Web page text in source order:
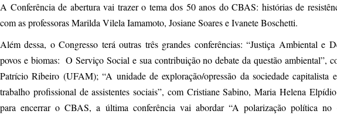
A Conferência de abertura vai trazer o tema dos 50 anos do CBAS: histórias de
com as professoras Marilda Vilela Iamamoto, Josiane Soares e Ivanete Boschetti.
Além dessa, o Congresso terá outras três grandes conferências: “Justiça Ambiental e
povos e biomas: O Serviço Social e sua contribuição no debate da questão ambiental”,
Patrício Ribeiro (UFAM); “A unidade de exploração/opressão da sociedade capitalista
trabalho profissional de assistentes sociais”, com Cristiane Sabino, Maria Helena
para encerrar o CBAS, a última conferência vai abordar “A polarização política no